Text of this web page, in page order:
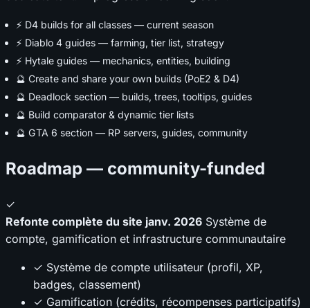
⚡ D4 builds for all classes — current season
⚡ Diablo 4 guides — farming, tier list, strategy
⚡ Hytale guides — mechanics, entities, building
🔮 Create and share your own builds (PoE2 & D4)
🔮 Deadlock section — builds, trees, tooltips, guides
🔮 Build comparator & dynamic tier lists
🔮 GTA 6 section — RP servers, guides, community
Roadmap — community-funded
✓
Refonte complète du site janv. 2026 Système de
compte, gamification et infrastructure communautaire
✓ Système de compte utilisateur (profil, XP,
badges, classement)
✓ Gamification (crédits, récompenses participatifs)